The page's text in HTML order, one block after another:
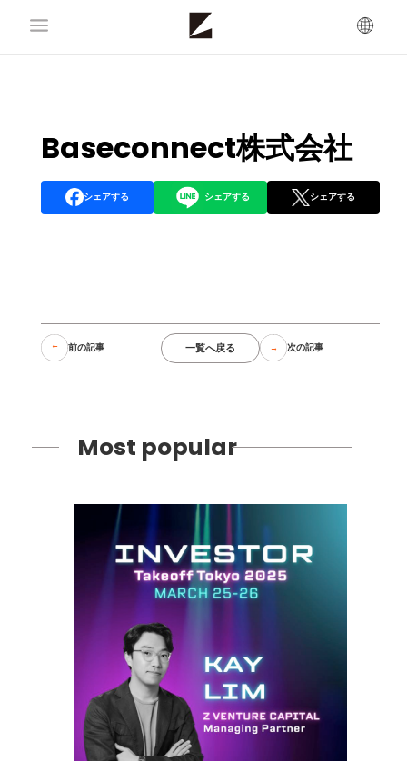
Baseconnect株式会社
シェアする シェアする シェアする
前の記事 一覧へ戻る 次の記事
Most popular